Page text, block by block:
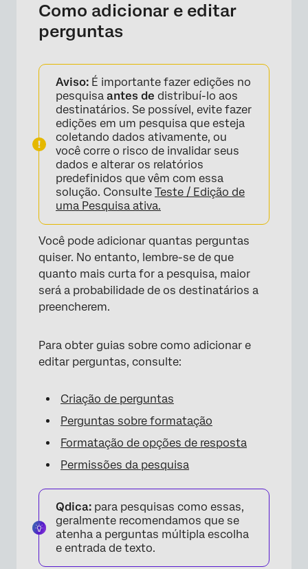
×
Como adicionar e editar
perguntas
Aviso: É importante fazer edições no
pesquisa antes de distribuí-lo aos
destinatários. Se possível, evite fazer
edições em um pesquisa que esteja
coletando dados ativamente, ou
você corre o risco de invalidar seus
dados e alterar os relatórios
predefinidos que vêm com essa
solução. Consulte Teste / Edição de
uma Pesquisa ativa.
Você pode adicionar quantas perguntas
quiser. No entanto, lembre-se de que
quanto mais curta for a pesquisa, maior
será a probabilidade de os destinatários a
preencherem.
Para obter guias sobre como adicionar e
editar perguntas, consulte:
Criação de perguntas
Perguntas sobre formatação
Formatação de opções de resposta
Permissões da pesquisa
Qdica: para pesquisas como essas,
geralmente recomendamos que se
atenha a perguntas múltipla escolha
e entrada de texto.